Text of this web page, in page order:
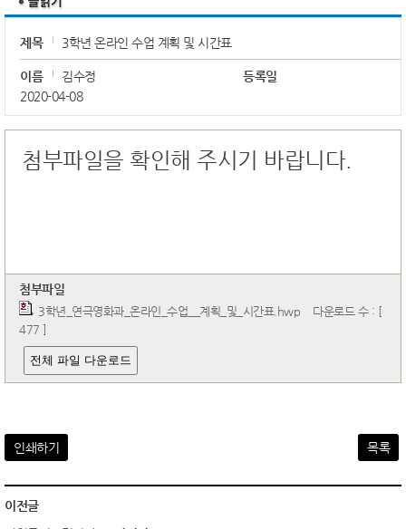
제목 3학년 온라인 수업 계획 및 시간표
이름 김수정
등록일
2020-04-08
첨부파일을 확인해 주시기 바랍니다.
첨부파일
3학년_연극영화과_온라인_수업__계획_및_시간표.hwp 다운로드 수 : [
477 ]
전체 파일 다운로드
인쇄하기 목록
이전글